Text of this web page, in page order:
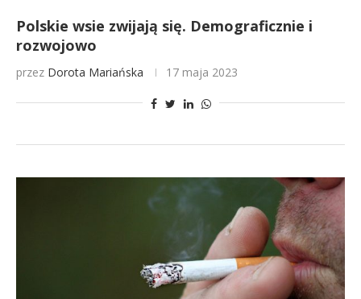
Polskie wsie zwijają się. Demograficznie i
rozwojowo
przez Dorota Mariańska 17 maja 2023